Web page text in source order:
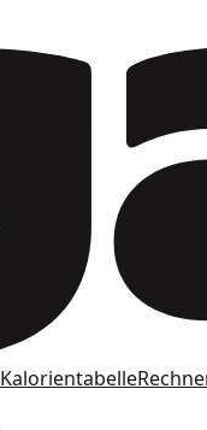
Kalorientabelle